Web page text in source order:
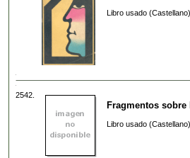
Libro usado (Castellano)
2542.
Fragmentos
Libro usado (Castellano)